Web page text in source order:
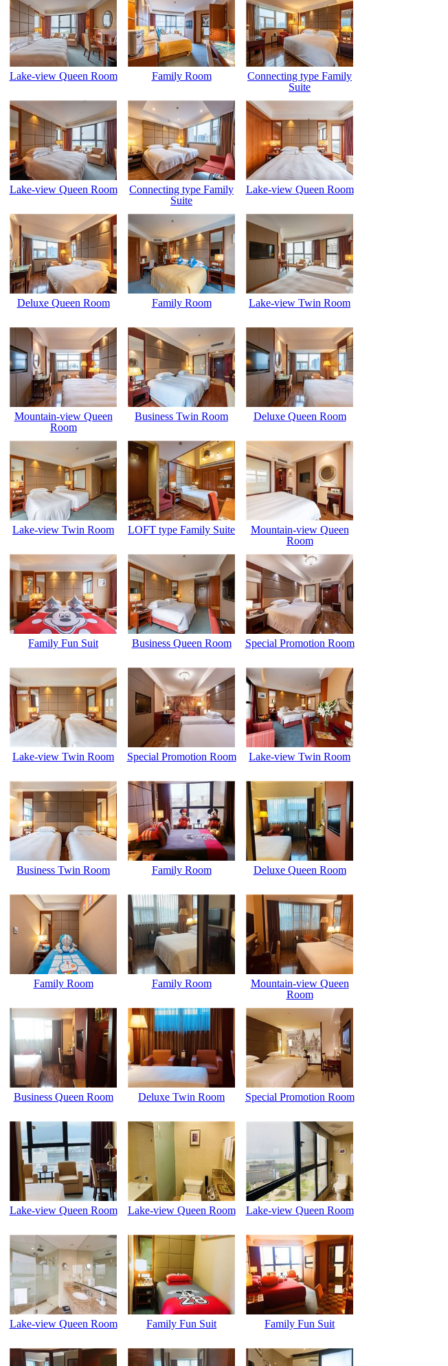
Lake-view Queen Room Family Room
Connecting type Family
Suite
Lake-view Queen Room
Connecting type Family
Suite
Lake-view Queen Room
Deluxe Queen Room Family Room Lake-view Twin Room
Mountain-view Queen
Room
Business Twin Room Deluxe Queen Room
Lake-view Twin Room LOFT type Family Suite
Mountain-view Queen
Room
Family Fun Suit Business Queen Room Special Promotion Room
Lake-view Twin Room Special Promotion Room Lake-view Twin Room
Business Twin Room Family Room Deluxe Queen Room
Family Room Family Room
Mountain-view Queen
Room
Business Queen Room Deluxe Twin Room Special Promotion Room
Lake-view Queen Room Lake-view Queen Room Lake-view Queen Room
Lake-view Queen Room Family Fun Suit Family Fun Suit